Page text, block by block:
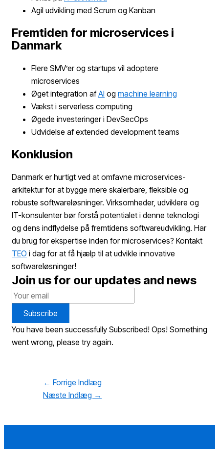
Agil udvikling med Scrum og Kanban
Fremtiden for microservices i
Danmark
Flere SMV’er og startups vil adoptere
microservices
Øget integration afAI og machine learning
Vækst i serverless computing
Øgede investeringer i DevSecOps
Udvidelse af extended development teams
Konklusion
Danmark er hurtigt ved at omfavne microservices-
arkitektur for at bygge mere skalerbare, fleksible og
robuste softwareløsninger. Virksomheder, udviklere og
IT-konsulenter bør forstå potentialet i denne teknologi
og dens indflydelse på fremtidens softwareudvikling. Har
du brug for ekspertise inden for microservices? Kontakt
TEO i dag for at få hjælp til at udvikle innovative
softwareløsninger!
Join us for our updates and news
Subscribe
You have been successfully Subscribed! Ops! Something
went wrong, please try again.
← Forrige Indlæg
Næste Indlæg →